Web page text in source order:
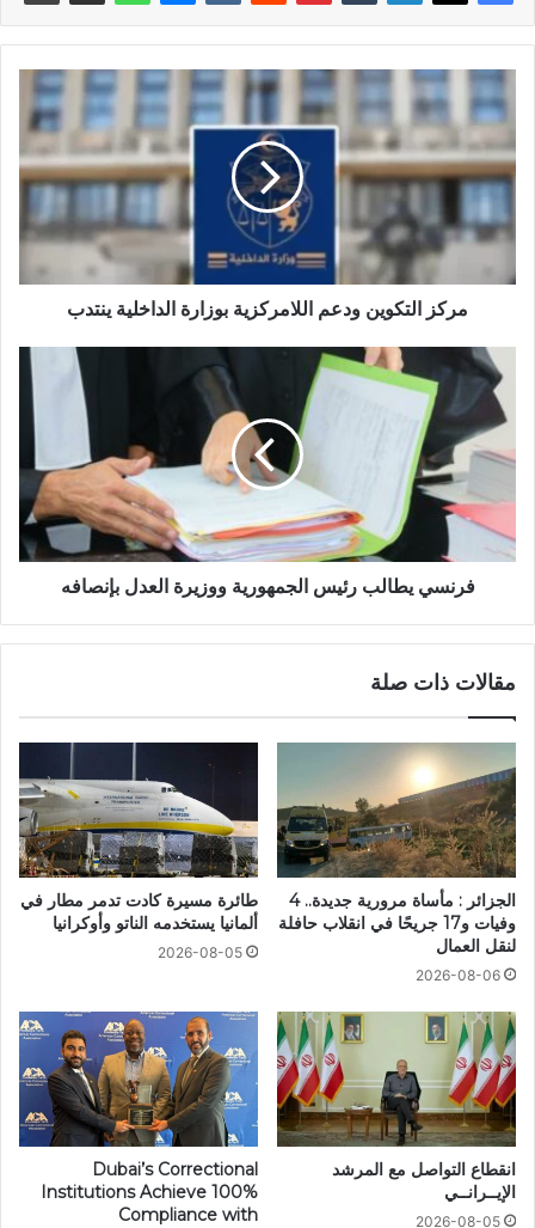
مركز التكوين ودعم اللامركزية بوزارة الداخلية ينتدب
فرنسي يطالب رئيس الجمهورية ووزيرة العدل بإنصافه
مقالات ذات صلة
الجزائر : مأساة مرورية جديدة.. 4
وفيات و17 جريحًا في انقلاب حافلة
لنقل العمال
2026-08-06
طائرة مسيرة كادت تدمر مطار في
ألمانيا يستخدمه الناتو وأوكرانيا
2026-08-05
انقطاع التواصل مع المرشد
الإيــرانــي
2026-08-05
Dubai’s Correctional
Institutions Achieve 100%
Compliance with